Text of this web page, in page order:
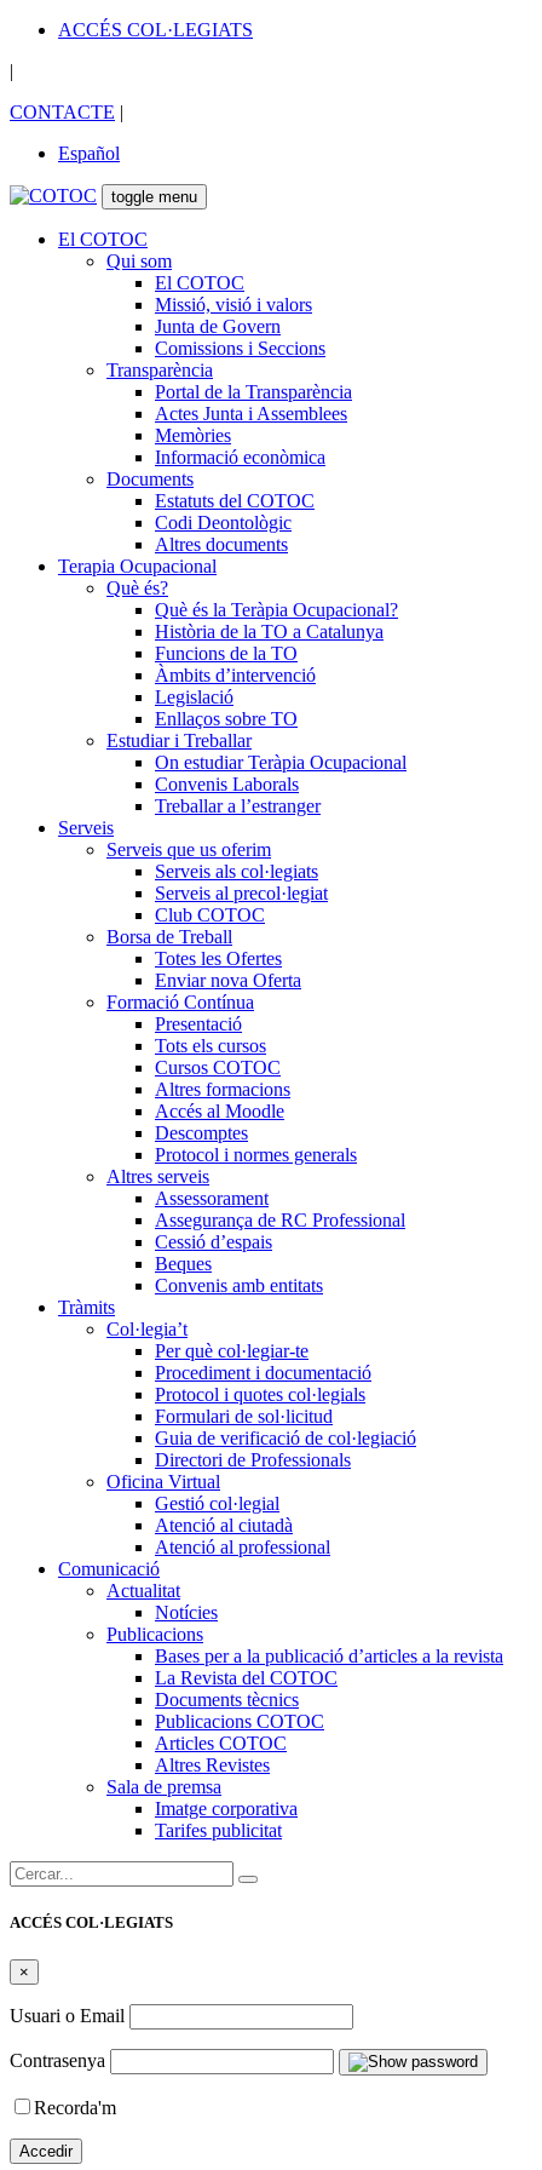
ACCÉS COL·LEGIATS
|
CONTACTE |
Español
toggle menu
El COTOC
Qui som
El COTOC
Missió, visió i valors
Junta de Govern
Comissions i Seccions
Transparència
Portal de la Transparència
Actes Junta i Assemblees
Memòries
Informació econòmica
Documents
Estatuts del COTOC
Codi Deontològic
Altres documents
Terapia Ocupacional
Què és?
Què és la Teràpia Ocupacional?
Història de la TO a Catalunya
Funcions de la TO
Àmbits d’intervenció
Legislació
Enllaços sobre TO
Estudiar i Treballar
On estudiar Teràpia Ocupacional
Convenis Laborals
Treballar a l’estranger
Serveis
Serveis que us oferim
Serveis als col·legiats
Serveis al precol·legiat
Club COTOC
Borsa de Treball
Totes les Ofertes
Enviar nova Oferta
Formació Contínua
Presentació
Tots els cursos
Cursos COTOC
Altres formacions
Accés al Moodle
Descomptes
Protocol i normes generals
Altres serveis
Assessorament
Assegurança de RC Professional
Cessió d’espais
Beques
Convenis amb entitats
Tràmits
Col·legia’t
Per què col·legiar-te
Procediment i documentació
Protocol i quotes col·legials
Formulari de sol·licitud
Guia de verificació de col·legiació
Directori de Professionals
Oficina Virtual
Gestió col·legial
Atenció al ciutadà
Atenció al professional
Comunicació
Actualitat
Notícies
Publicacions
Bases per a la publicació d’articles a la revista
La Revista del COTOC
Documents tècnics
Publicacions COTOC
Articles COTOC
Altres Revistes
Sala de premsa
Imatge corporativa
Tarifes publicitat
Cercar:
ACCÉS COL·LEGIATS
×
Usuari o Email
Contrasenya
Recorda'm